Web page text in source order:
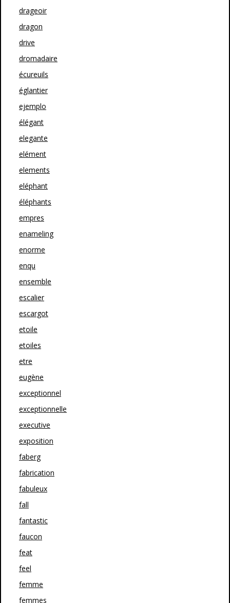
drageoir
dragon
drive
dromadaire
écureuils
églantier
ejemplo
élégant
elegante
elément
elements
eléphant
éléphants
empres
enameling
enorme
enqu
ensemble
escalier
escargot
etoile
etoiles
etre
eugène
exceptionnel
exceptionnelle
executive
exposition
faberg
fabrication
fabuleux
fall
fantastic
faucon
feat
feel
femme
femmes